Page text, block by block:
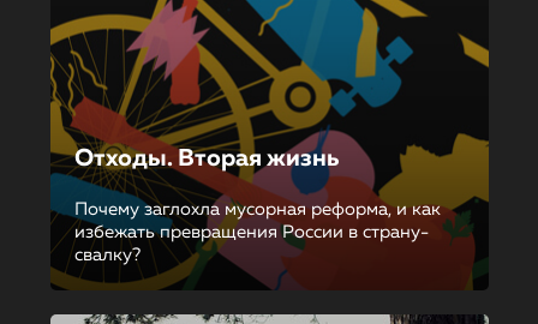
Отходы. Вторая жизнь
Почему заглохла мусорная реформа, и как
избежать превращения России в страну-
свалку?